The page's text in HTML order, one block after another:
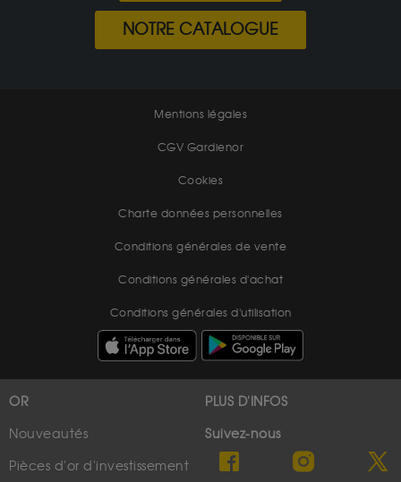
NOTRE CATALOGUE
Mentions légales
CGV Gardienor
Cookies
Charte données personnelles
Conditions générales de vente
Conditions générales d'achat
Conditions générales d'utilisation
OR
Nouveautés
Pièces d'or d'investissement
PLUS D'INFOS
Suivez-nous